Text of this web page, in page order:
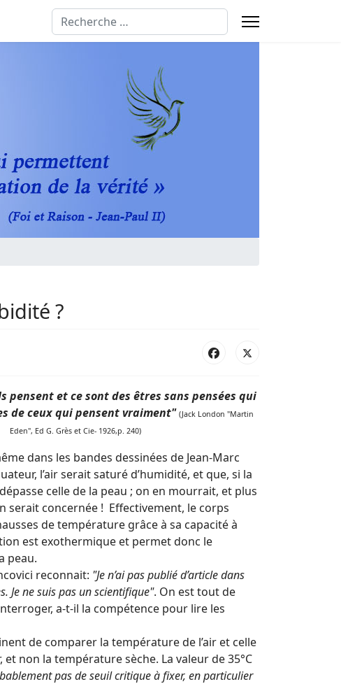
Rechercher
?
pensent et ce sont des êtres sans pensées qui
de ceux qui pensent vraiment" (Jack London "Martin
Eden", Ed G. Grès et Cie- 1926,p. 240)
dans les bandes dessinées de Jean-Marc
l’air serait saturé d’humidité, et que, si la
celle de la peau ; on en mourrait, et plus
serait concernée ! Effectivement, le corps
de température grâce à sa capacité à
est exothermique et permet donc le
peau.
reconnait: "Je n’ai pas publié d’article dans
Je ne suis pas un scientifique". On est tout de
a-t-il la compétence pour lire les
de comparer la température de l’air et celle
non la température sèche. La valeur de 35°C
pas de seuil critique à fixer, en particulier